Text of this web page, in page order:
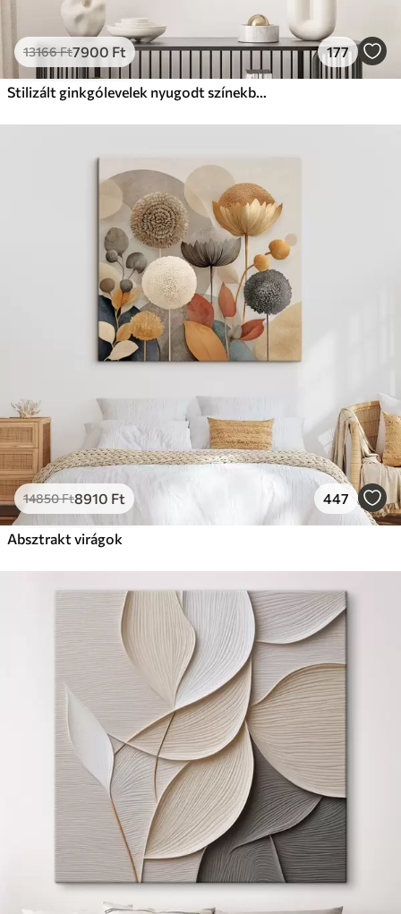
13166Ft7900 Ft 177
Stilizált ginkgólevelek nyugodt színekben
14850Ft8910 Ft 447
Absztrakt virágok